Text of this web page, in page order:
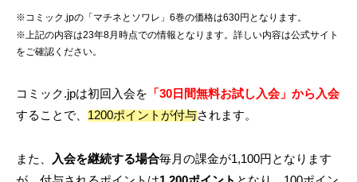
※コミック.jpの「マチネとソワレ」6巻の価格は630円となります。
※上記の内容は23年8月時点での情報となります。詳しい内容は公式サイト
をご確認ください。
コミック.jpは初回入会を 「30日間無料お試し入会」から入会
することで、 1200ポイントが付与されます。
また、 入会を継続する場合毎月の課金が1,100円となります